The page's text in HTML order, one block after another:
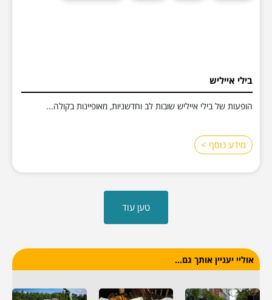
בילי אייליש
הופעות של בילי אייליש שובות לב וחדשניות, מאופיינות בקולה...
מידע נוסף >
טען עוד
אוליי יעניין אותך גם...